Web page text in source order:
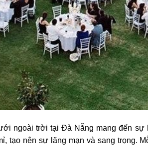
ngoài trời tại Đà Nẵng mang đến
tạo nên sự lãng mạn và sang trọng.